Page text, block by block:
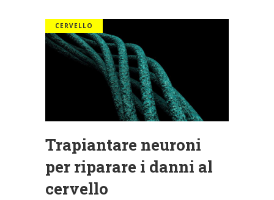
CERVELLO
Trapiantare neuroni
per riparare i danni al
cervello